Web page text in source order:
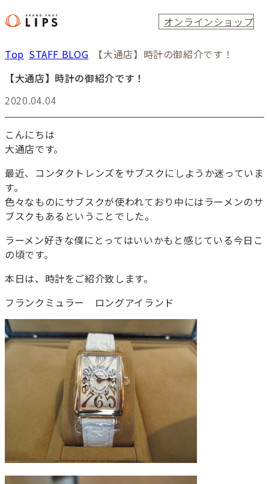
オンラインショップ
Top STAFF BLOG
【大通店】時計の御紹介です！
【大通店】時計の御紹介です！
2020.04.04
こんにちは
大通店です。
最近、コンタクトレンズをサブスクにしようか迷っていま
す。
色々なものにサブスクが使われており中にはラーメンのサ
ブスクもあるということでした。
ラーメン好きな僕にとってはいいかもと感じている今日こ
の頃です。
本日は、時計をご紹介致します。
フランクミュラー ロングアイランド